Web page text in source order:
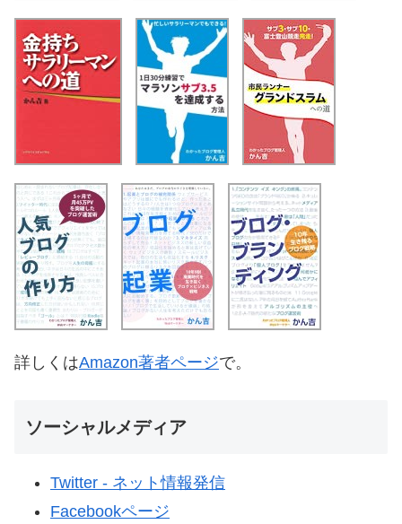
詳しくはAmazon著者ページで。
ソーシャルメディア
Twitter - ネット情報発信
Facebookページ